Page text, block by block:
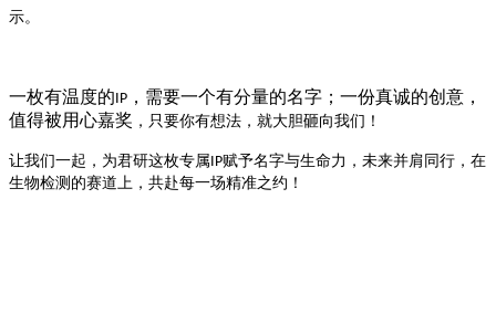
示。
一枚有温度的IP ，需要一个有分量的名字；一份真诚的创意，
值得被用心嘉奖 ， 只要你有想法，就大胆砸向我们！
让我们一起，为君研这枚专属IP赋予名字与生命力，未来并肩同行，在
生物检测的赛道上，共赴每一场精准之约！